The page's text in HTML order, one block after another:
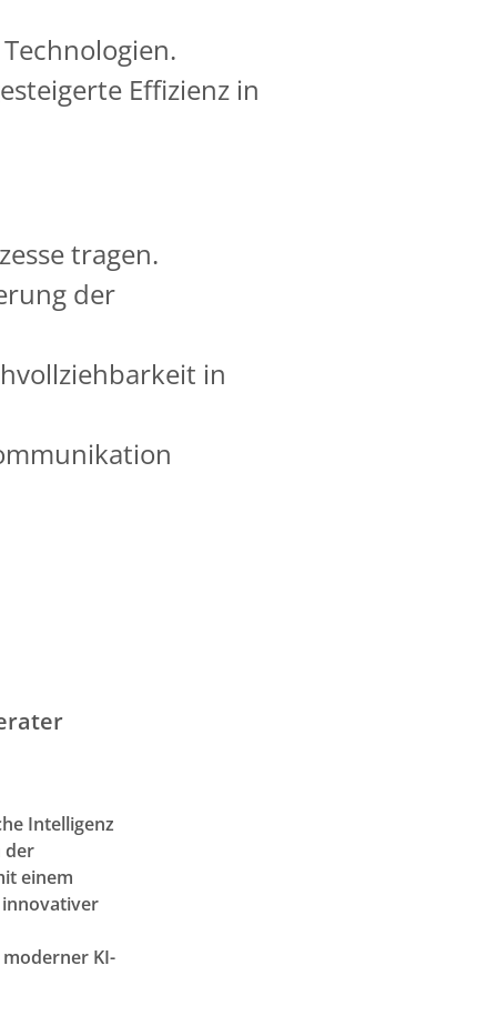
Effizienz in
tragen.
der
in
Intelligenz
der
einem
innovativer
KI-